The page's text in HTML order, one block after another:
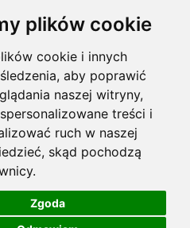
plików cookie
cookie i innych
aby poprawić
naszej witryny,
treści i
ruch w naszej
skąd pochodzą
Zgoda
obsługuje:
Nazwa miasta zaczęła
wieku jako Warszewa, a od XV wieku
nazwy na Warszawa w XV wieku
wymowy dialektycznej.